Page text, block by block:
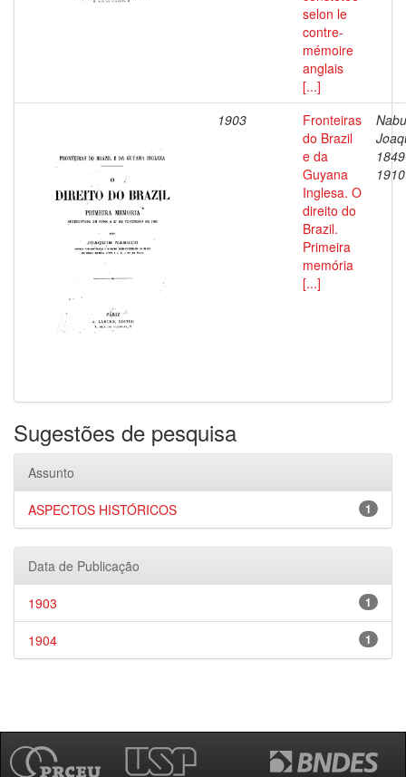
selon le
contre-
mémoire
anglais
[...]
1903
Fronteiras
do Brazil
e da
Guyana
Inglesa. O
direito do
Brazil.
Primeira
memória
[...]
1910
Sugestões de pesquisa
Assunto
1
ASPECTOS HISTÓRICOS
Data de Publicação
1
1903
1
1904